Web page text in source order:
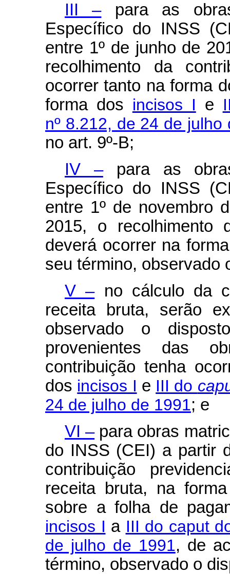
III –para as
Específico do INSS
entre 1º de junho de
recolhimento da
ocorrer tanto na forma
forma dos incisos I e
nº 8.212, de 24 de julho
no art. 9º-B;
IV –para as
Específico do INSS
entre 1º de novembro
2015, o recolhimento
deverá ocorrer na
seu término, observado
V –no cálculo da
receita bruta, serão
observado o
provenientes das
contribuição tenha
dos incisos I e III do
24 de julho de 1991; e
VI –para obras
do INSS (CEI) a partir
contribuição
receita bruta, na
sobre a folha de
incisos I a III do caput
de julho de 1991, de
término, observado o